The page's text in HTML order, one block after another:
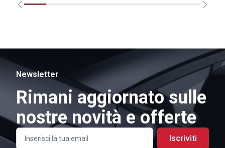
Newsletter
Rimani aggiornato sulle
nostre novità e offerte
Iscriviti